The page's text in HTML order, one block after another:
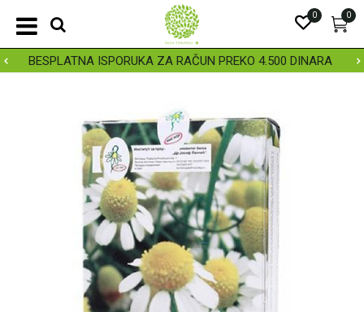
BESPLATNA ISPORUKA ZA RAČUN PREKO 4.500 DINARA
0
0